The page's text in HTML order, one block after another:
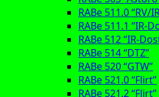
RABe 511.0 “RV/
RABe 511.1 “IR-
RABe 512 “IR-
RABe 514 “DTZ”
RABe 520 “GTW”
RABe 521.0 “Flirt”
RABe 521.2 “Flirt”